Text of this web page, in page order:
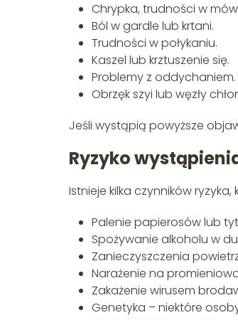
Chrypka, trudności w
Ból w gardle lub krtani.
Trudności w połykaniu.
Kaszel lub krztuszenie się.
Problemy z oddychaniem.
Obrzęk szyi lub węzły
Jeśli wystąpią powyższe
Ryzyko
Istnieje kilka czynników
Palenie papierosów lub
Spożywanie alkoholu w
Zanieczyszczenia
Narażenie na
Zakażenie wirusem
Genetyka – niektóre